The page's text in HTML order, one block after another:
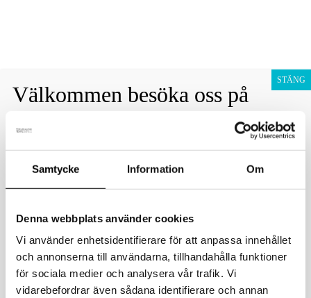
Samtycke Information Om
Denna webbplats använder cookies
Vi använder enhetsidentifierare för att anpassa innehållet
och annonserna till användarna, tillhandahålla funktioner
för sociala medier och analysera vår trafik. Vi
vidarebefordrar även sådana identifierare och annan
innehåll
Barn
kivat-silkwool-headband-3710-17
Avdanielvittikko /5 mars, 2024
Välkommen besöka oss på
STÄNG